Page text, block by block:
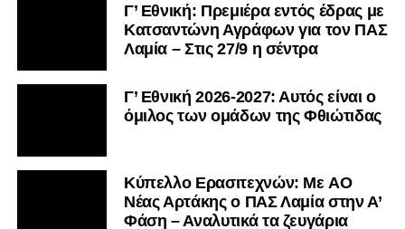
Γ’ Εθνική: Πρεμιέρα εντός έδρας με
Κατσαντώνη Αγράφων για τον ΠΑΣ
Λαμία – Στις 27/9 η σέντρα
Γ’ Εθνική 2026-2027: Αυτός είναι ο
όμιλος των ομάδων της Φθιώτιδας
Kύπελλο Ερασιτεχνών: Με AO
Nέας Αρτάκης ο ΠΑΣ Λαμία στην Α’
Φάση – Αναλυτικά τα ζευγάρια